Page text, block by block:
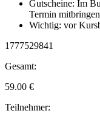
Gutscheine: Im
Termin
Wichtig: vor
1777529841
Gesamt:
59.00 €
Teilnehmer: